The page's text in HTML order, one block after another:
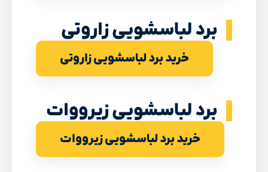
برد لباسشویی زاروتی
خرید برد لباسشویی زاروتی
برد لباسشویی زیرووات
خرید برد لباسشویی زیرووات